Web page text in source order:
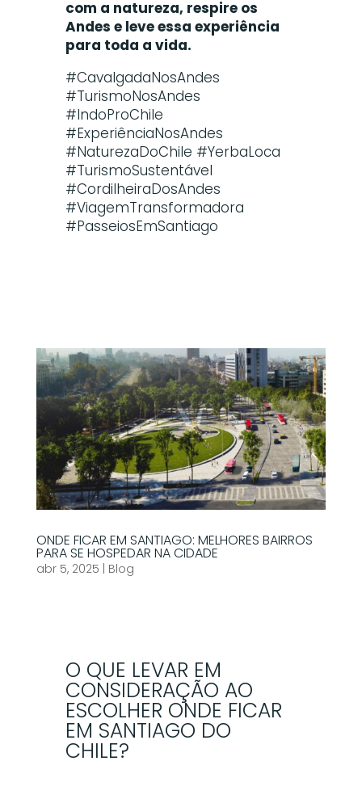
com a natureza, respire os
Andes e leve essa experiência
para toda a vida.
#CavalgadaNosAndes
#TurismoNosAndes
#IndoProChile
#ExperiênciaNosAndes
#NaturezaDoChile #YerbaLoca
#TurismoSustentável
#CordilheiraDosAndes
#ViagemTransformadora
#PasseiosEmSantiago
ONDE FICAR EM SANTIAGO: MELHORES BAIRROS
PARA SE HOSPEDAR NA CIDADE
abr 5, 2025 | Blog
O QUE LEVAR EM
CONSIDERAÇÃO AO
ESCOLHER ONDE FICAR
EM SANTIAGO DO
CHILE?